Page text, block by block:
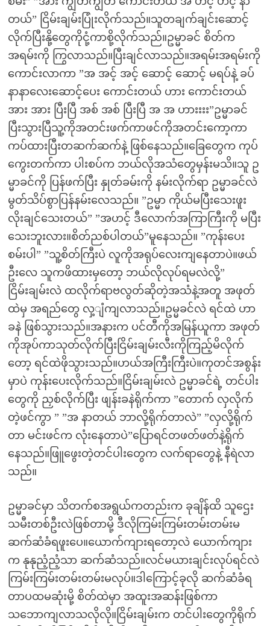
တယ်” ငြိမ်းချမ်းပြုံးလိုက်သည်။သူတချက်ချင်းဆောင့်
လိုက်ပြီးနို့တွေကိုငုံ့ကာစို့လိုက်သည်။ဥမ္မာခင် စိတ်က
အရမ်းကို ကြွလာသည်။ပြီးချင်လာသည်။အရမ်းအရမ်းကို
ကောင်းလာကာ ”အ အင့် အင့် ဆောင့် ဆောင့် မရပ်နဲ့ ခပ်
နာနာလေးဆောင့်ပေး ကောင်းတယ် ဟား ကောင်းတယ်
အား အား ပြီးပြီ အစ် အစ် ပြီးပြီ အ အ ဟားးးး”ဥမ္မာခင်
ပြီးသွားပြီသူ့ကိုအတင်းဖက်ကာဖင်ကိုအတင်းကော့ကာ
ကပ်ထားပြီးတဆက်ဆက်နဲ့ ဖြစ်နေသည်။ခြေတွေက ကုပ်
ကွေးတက်ကာ ပါးစပ်က ဘယ်လိုအသံတွေမှန်းမသိ။သူ ဥ
မ္မာခင်ကို ပြန်ဖက်ပြီး နှုတ်ခမ်းကို နမ်းလိုက်ရာ ဥမ္မာခင်လဲ
မွတ်သိပ်စွာပြန်နမ်းလေသည်။ ”ဥမ္မာ ကိုယ်မပြီးသေးဖူး
လိုးချင်သေးတယ်” ”အဟင့် ဒီလောက်အကြာကြီးကို မပြီး
သေးဘူးလား။စိတ်ညစ်ပါတယ်”မူနေသည်။ ”ကုန်းပေး
စမ်းပါ” ”သူ့စိတ်ကြီးပဲ လူကိုအရုပ်လေးကျနေတာပဲ။ဖယ်
ဦးလေ သူကဖိထားမှတော့ ဘယ်လိုလုပ်ရမလဲလို့”
ငြိမ်းချမ်းလဲ ထလိုက်ရာဗလွတ်ဆိုတဲ့အသံနဲ့အတူ အဖုတ်
ထဲမှ အရည်တွေ လှ့ျံကျလာသည်။ဥမ္မခင်လဲ ရင်ထဲ ဟာ
ခနဲ ဖြစ်သွားသည်။အနားက ပင်တီကိုအမြန်ယူကာ အဖုတ်
ကိုအုပ်ကာသုတ်လိုက်ပြီးငြိမ်းချမ်းလီးကိုကြည့်မိလိုက်
တော့ ရင်ထဲဖိုသွားသည်။ဟယ်အကြီးကြီးပဲ။ကုတင်အစွန်း
မှာပဲ ကုန်းပေးလိုက်သည်။ငြိမ်းချမ်းလဲ ဥမ္မာခင်ရဲ့ တင်ပါး
တွေကို ညှစ်လိုက်ပြီး ဖျန်းခနဲရိုက်ကာ ”တောက် လှလိုက်
တဲ့ဖင်ကွာ ” ”အ နာတယ် ဘာလို့ရိုက်တာလဲ” ”လှလို့ရိုက်
တာ မင်းဖင်က လုံးနေတာပဲ”ပြောရင်တဖတ်ဖတ်နဲ့ရိုက်
နေသည်။ဖြူဖွေးတဲ့တင်ပါးတွေက လက်ရာတွေနဲ့ နီရဲလာ
သည်။
ဥမ္မာခင်မှာ သိတက်စအရွယ်ကတည်းက ခုချိန်ထိ သူဌေး
သမီးတစ်ဦးလဲဖြစ်တာမို့ ဒီလိုကြမ်းကြမ်းတမ်းတမ်းမ
ဆက်ဆံခံရဖူးပေ။ယောက်ကျားရတော့လဲ ယောက်ကျား
က နုနုညံ့ညံ့သာ ဆက်ဆံသည်။လင်မယားချင်းလုပ်ရင်လဲ
ကြမ်းကြမ်းတမ်းတမ်းမလုပ်။ဒါကြောင့်ခုလို ဆက်ဆံခံရ
တာပထမဆုံးမို့ စိတ်ထဲမှာ အထူးအဆန်းဖြစ်ကာ
သဘောကျလာသလိုလို။ငြိမ်းချမ်းက တင်ပါးတွေကိုရိုက်